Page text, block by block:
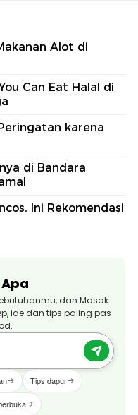
Alot di
Can Eat Halal di
karena
di Bandara
Ini Rekomendasi
dan Masak
ide dan tips paling pas
Tips dapur